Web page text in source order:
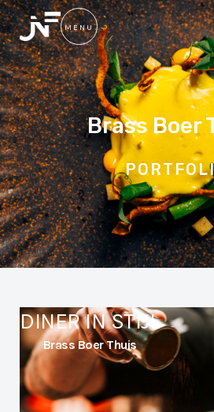
MENU
SLUIT
Brass Boer
DINER IN STIJL
Brass Boer Thuis